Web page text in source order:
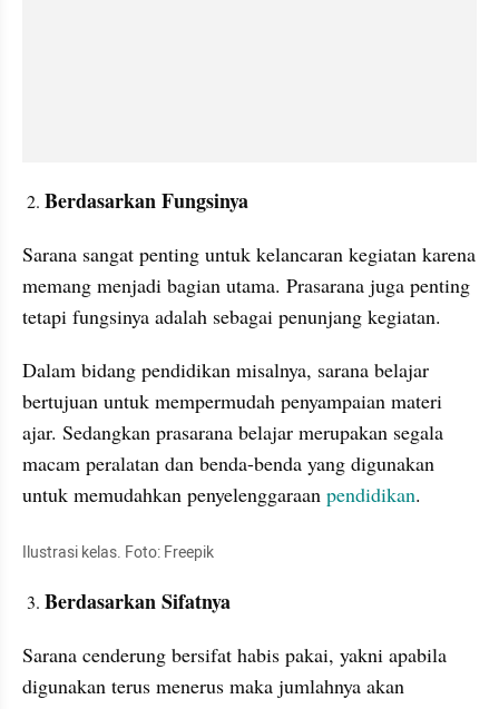
Berdasarkan Fungsinya
Sarana sangat penting untuk kelancaran kegiatan karena
memang menjadi bagian utama. Prasarana juga penting
tetapi fungsinya adalah sebagai penunjang kegiatan.
Dalam bidang pendidikan misalnya, sarana belajar
bertujuan untuk mempermudah penyampaian materi
ajar. Sedangkan prasarana belajar merupakan segala
macam peralatan dan benda-benda yang digunakan
untuk memudahkan penyelenggaraan pendidikan.
Ilustrasi kelas. Foto: Freepik
Berdasarkan Sifatnya
Sarana cenderung bersifat habis pakai, yakni apabila
digunakan terus menerus maka jumlahnya akan